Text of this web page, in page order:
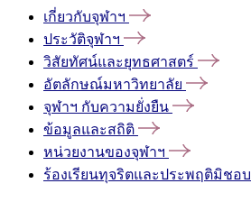
เกี่ยวกับจุฬาฯ
ประวัติจุฬาฯ
วิสัยทัศน์และยุทธศาสตร์
อัตลักษณ์มหาวิทยาลัย
จุฬาฯ กับความยั่งยืน
ข้อมูลและสถิติ
หน่วยงานของจุฬาฯ
ร้องเรียนทุจริตและประพฤติมิชอบ